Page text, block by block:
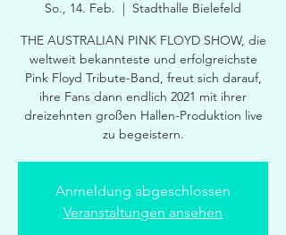
So., 14. Feb.
  |
Stadthalle Bielefeld
THE AUSTRALIAN PINK FLOYD SHOW, die
weltweit bekannteste und erfolgreichste
Pink Floyd Tribute-Band, freut sich darauf,
ihre Fans dann endlich 2021 mit ihrer
dreizehnten großen Hallen-Produktion live
zu begeistern.
Anmeldung abgeschlossen
Veranstaltungen ansehen